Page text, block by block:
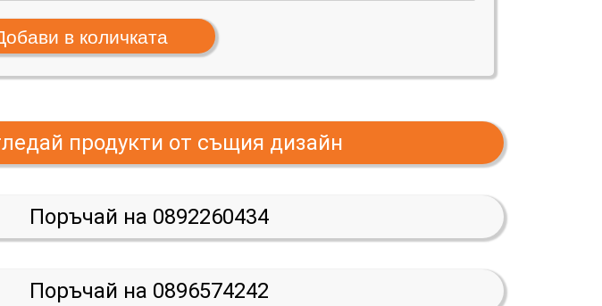
продукти от същия дизайн
Поръчай на 0892260434
Поръчай на 0896574242